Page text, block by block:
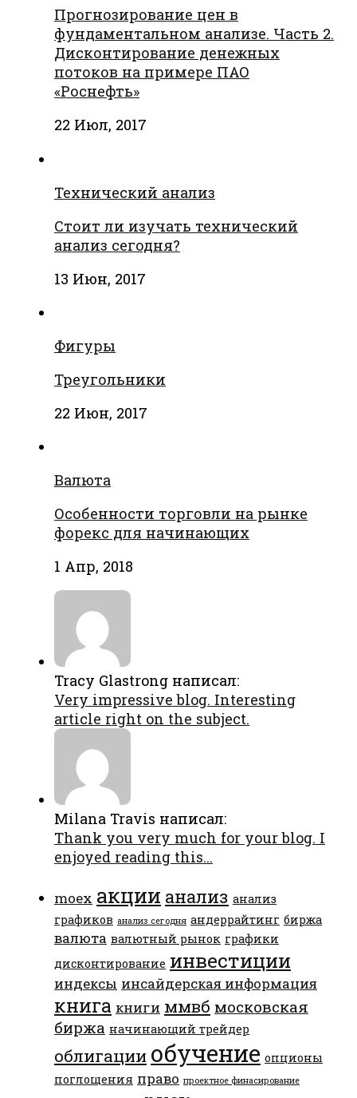
Прогнозирование цен в
фундаментальном анализе. Часть 2.
Дисконтирование денежных
потоков на примере ПАО
«Роснефть»
22 Июл, 2017
Технический анализ
Стоит ли изучать технический
анализ сегодня?
13 Июн, 2017
Фигуры
Треугольники
22 Июн, 2017
Валюта
Особенности торговли на рынке
форекс для начинающих
1 Апр, 2018
Tracy Glastrong написал:
Very impressive blog. Interesting
article right on the subject.
Milana Travis написал:
Thank you very much for your blog. I
enjoyed reading this...
moex акции анализ анализ
графиков анализ сегодня андеррайтинг биржа
валюта валютный рынок графики
дисконтирование инвестиции
индексы инсайдерская информация
книга книги ммвб московская
биржа начинающий трейдер
облигации обучение опционы
поглощения право проектное финасирование